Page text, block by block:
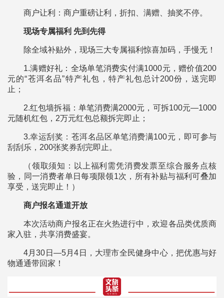
商户让利：商户重磅让利，折扣、满赠、抽奖不停。
现场专属福利 先到先得
除全域补贴外，现场三大专属福利惊喜加码，手慢无！
1.满赠好礼：全场单笔消费实付满1000元，赠价值200
元的“苍洱名品”特产礼包，特产礼包总计200份，送完即
止；
2.红包墙拆福：单笔消费满2000元，可拆100元—1000
元随机红包，2万元红包总额拆完即止；
3.幸运刮奖：苍洱名品区单笔消费满100元，即可参与
刮刮乐，200张奖券刮完即止。
（领取须知：以上福利需凭消费发票至综合服务点核
验，同一消费者单日每项限领1次，所有补贴与福利可叠加
享受，送完即止！）
商户报名通道开放
本次活动商户报名正在火热进行中，欢迎各品类优质商
家入驻，共享消费盛宴。
4月30日—5月4日，大理市全民健身中心，把优惠与好
物通通带回家！